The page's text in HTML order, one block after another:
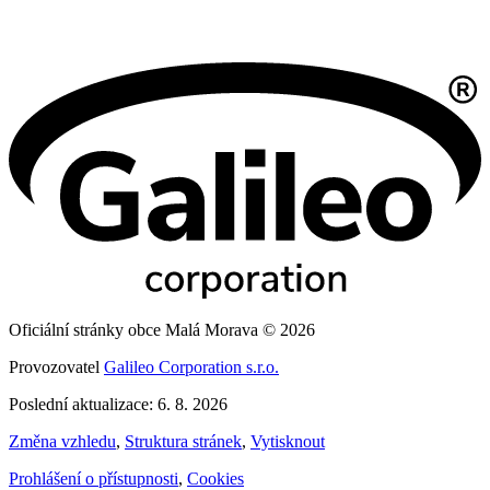
Oficiální stránky obce Malá Morava © 2026
Provozovatel Galileo Corporation s.r.o.
Poslední aktualizace: 6. 8. 2026
Změna vzhledu, Struktura stránek, Vytisknout
Prohlášení o přístupnosti, Cookies